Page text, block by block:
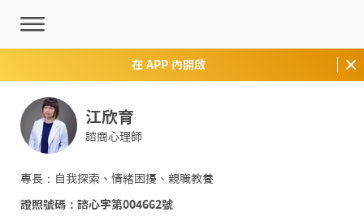
在 APP 內開啟
江欣育
諮商心理師
專長：自我探索、情緒困擾、親職教養
證照號碼：諮心字第004662號